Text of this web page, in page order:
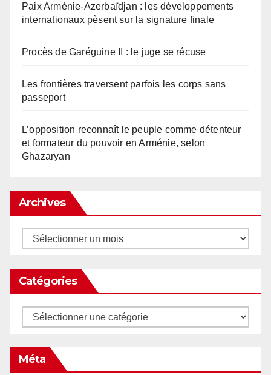
Paix Arménie-Azerbaïdjan : les développements
internationaux pèsent sur la signature finale
Procès de Garéguine II : le juge se récuse
Les frontières traversent parfois les corps sans
passeport
L’opposition reconnaît le peuple comme détenteur
et formateur du pouvoir en Arménie, selon
Ghazaryan
Archives
Archives
Catégories
Catégories
Méta